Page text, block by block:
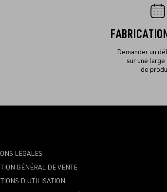
Demander un
sur une large
de
LÉGALES
GÉNÉRAL DE VENTE
D'UTILISATION